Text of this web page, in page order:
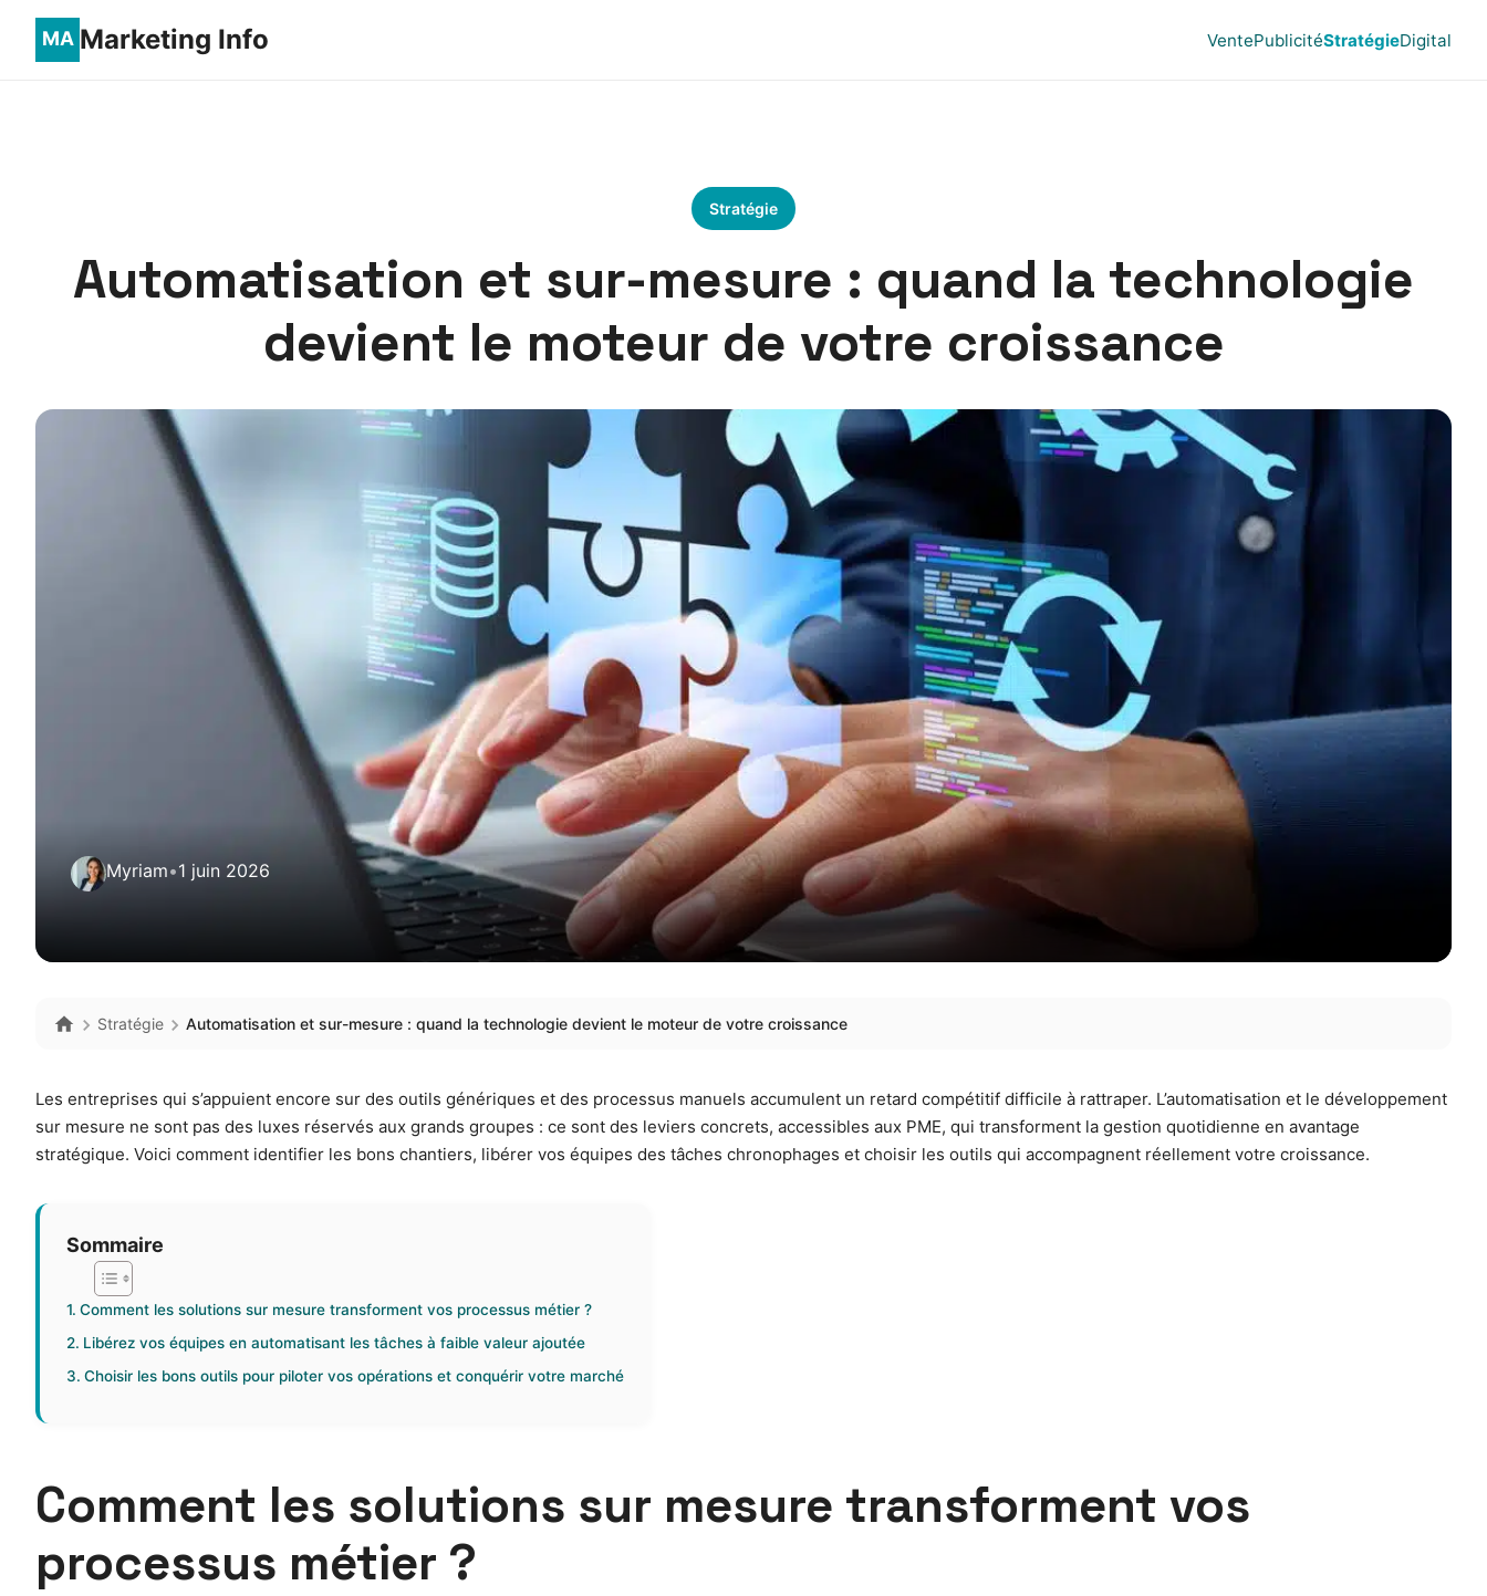
Marketing Info VentePublicitéStratégieDigital
Stratégie
Automatisation et sur-mesure : quand la technologie
devient le moteur de votre croissance
Myriam•1 juin 2026
Stratégie Automatisation et sur-mesure : quand la technologie devient le moteur de votre croissance
Les entreprises qui s’appuient encore sur des outils génériques et des processus manuels accumulent un retard compétitif difficile à rattraper. L’automatisation et le développement
sur mesure ne sont pas des luxes réservés aux grands groupes : ce sont des leviers concrets, accessibles aux PME, qui transforment la gestion quotidienne en avantage
stratégique. Voici comment identifier les bons chantiers, libérer vos équipes des tâches chronophages et choisir les outils qui accompagnent réellement votre croissance.
Sommaire
Comment les solutions sur mesure transforment vos processus métier ?
Libérez vos équipes en automatisant les tâches à faible valeur ajoutée
Choisir les bons outils pour piloter vos opérations et conquérir votre marché
Comment les solutions sur mesure transforment vos
processus métier ?